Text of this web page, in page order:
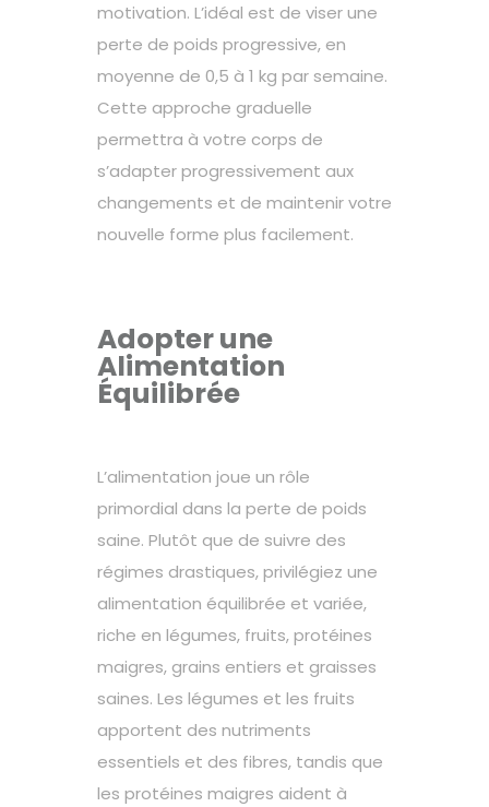
motivation. L’idéal est de viser une
perte de poids progressive, en
moyenne de 0,5 à 1 kg par semaine.
Cette approche graduelle
permettra à votre corps de
s’adapter progressivement aux
changements et de maintenir votre
nouvelle forme plus facilement.
Adopter une
Alimentation
Équilibrée
L’alimentation joue un rôle
primordial dans la perte de poids
saine. Plutôt que de suivre des
régimes drastiques, privilégiez une
alimentation équilibrée et variée,
riche en légumes, fruits, protéines
maigres, grains entiers et graisses
saines. Les légumes et les fruits
apportent des nutriments
essentiels et des fibres, tandis que
les protéines maigres aident à